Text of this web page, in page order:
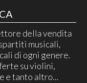
della vendita
musicali,
di ogni genere.
su violini,
e tanto altro...